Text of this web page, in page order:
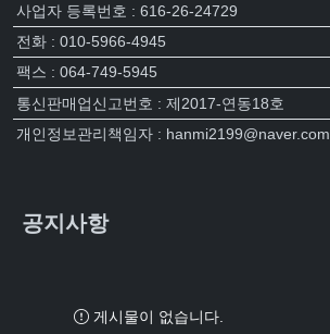
사업자 등록번호 : 616-26-24729
전화 : 010-5966-4945
팩스 : 064-749-5945
통신판매업신고번호 : 제2017-연동18호
개인정보관리책임자 : hanmi2199@naver.com
공지사항
게시물이 없습니다.